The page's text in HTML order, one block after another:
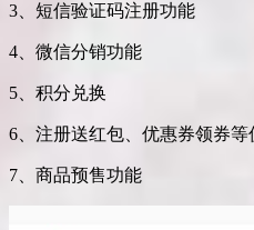
3、短信验证码注册功能
4、微信分销功能
5、积分兑换
6、注册送红包、优惠券领券等
7、商品预售功能